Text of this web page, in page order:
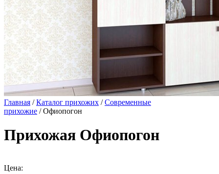
Главная /Каталог прихожих /Современные
прихожие / Офиопогон
Прихожая Офиопогон
Цена: